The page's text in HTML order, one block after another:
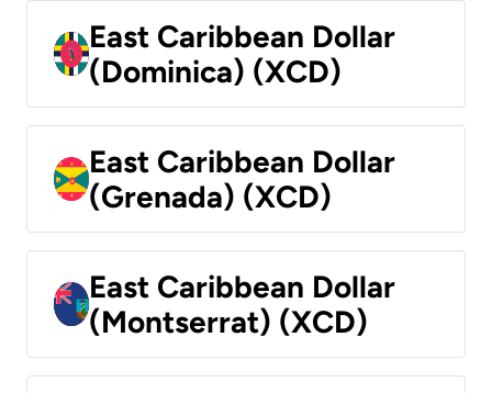
East Caribbean Dollar
(Dominica) (XCD)
East Caribbean Dollar
(Grenada) (XCD)
East Caribbean Dollar
(Montserrat) (XCD)